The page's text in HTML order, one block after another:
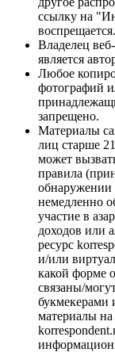
ссылку на
воспрещается.
Владелец
является
Любое
фотографий
запрещено.
Материалы
лиц старше
может
правила
обнаружении
немедленно
участие в
доходов или
ресурс
и/или
какой форме
связаны/
букмекерами
материалы